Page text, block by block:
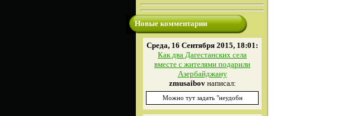
Новые комментарии
Среда, 16 Сентября 2015, 18:01:
Как два Дагестанских села
вместе с жителями подарили
Азербайджану
zmusaibovнаписал:
Можно тут задать "неудобн